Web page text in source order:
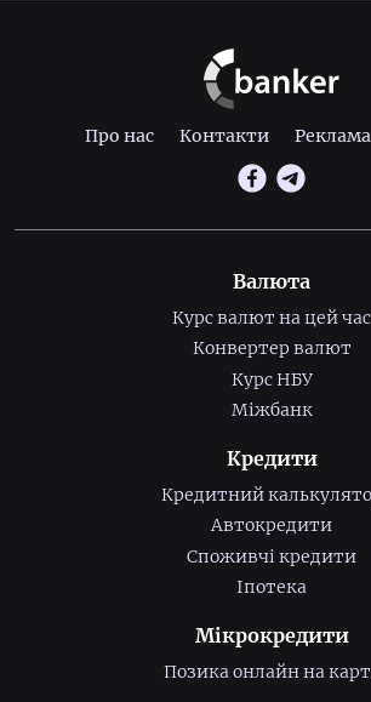
Про нас Контакти
Валюта
Курс валют на цей час
Конвертер валют
Курс НБУ
Міжбанк
Кредити
Кредитний
Автокредити
Споживчі кредити
Іпотека
Мікрокредити
Позика онлайн на